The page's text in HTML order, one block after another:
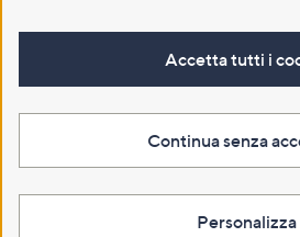
Accetta tutti i
Continua senza
Personalizza